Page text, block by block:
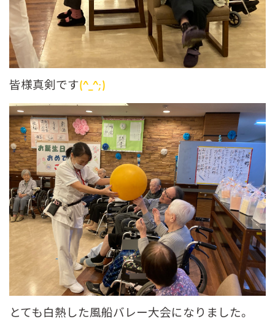
皆様真剣です(^_^;)
とても白熱した風船バレー大会になりました。